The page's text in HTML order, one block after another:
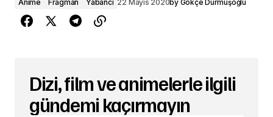
Anime Fragman Yabancı 22 Mayıs 2020by Gökçe Durmuşoğlu
Dizi, film ve animelerle ilgili
gündemi kaçırmayın